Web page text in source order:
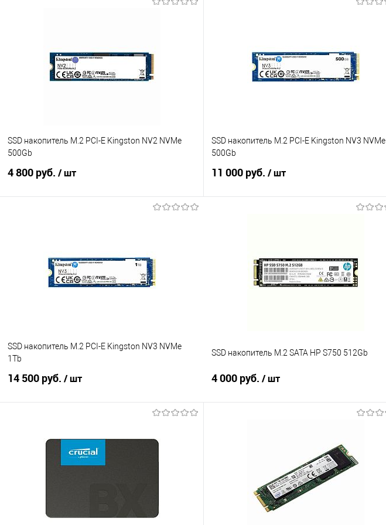
SSD накопитель M.2 PCI-E Kingston NV2 NVMe
500Gb
4 800 руб. / шт
В избранное
В наличии
SSD накопитель M.2 PCI-E Kingston NV3 NVMe
500Gb
11 000 руб. / шт
В избранное
В наличии
SSD накопитель M.2 PCI-E Kingston NV3 NVMe
1Tb
14 500 руб. / шт
Купить в 1 клик
SSD накопитель M.2 SATA HP S750 512Gb
4 000 руб. / шт
Сравнение
В наличии